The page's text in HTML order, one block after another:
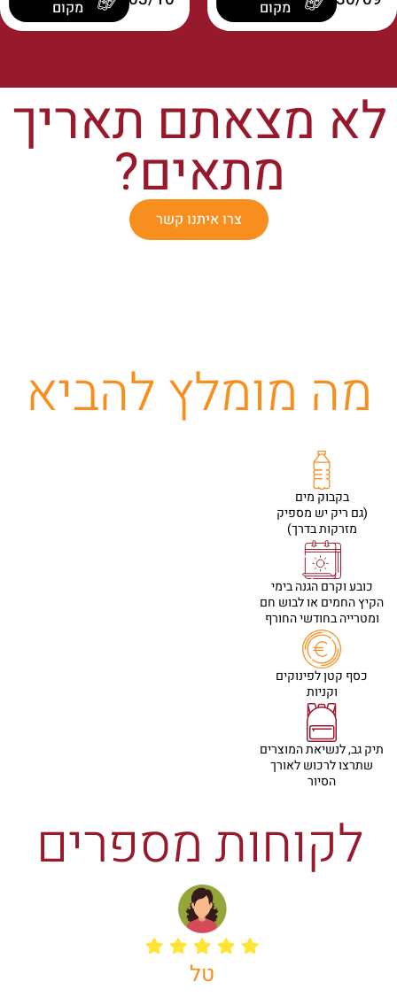
מקום
מקום
לא מצאתם תאריך
מתאים?
צרו איתנו קשר
מה מומלץ להביא
בקבוק מים
(גם ריק יש מספיק
מזרקות בדרך)
כובע וקרם הגנה בימי
הקיץ החמים או לבוש חם
ומטרייה בחודשי החורף
כסף קטן לפינוקים
וקניות
תיק גב, לנשיאת המוצרים
שתרצו לרכוש לאורך
הסיור
לקוחות מספרים
טל